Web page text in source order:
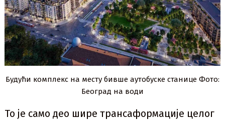
Будући комплекс на месту бивше аутобуске станице Фото:
Београд на води
То је само део шире трансаформације целог